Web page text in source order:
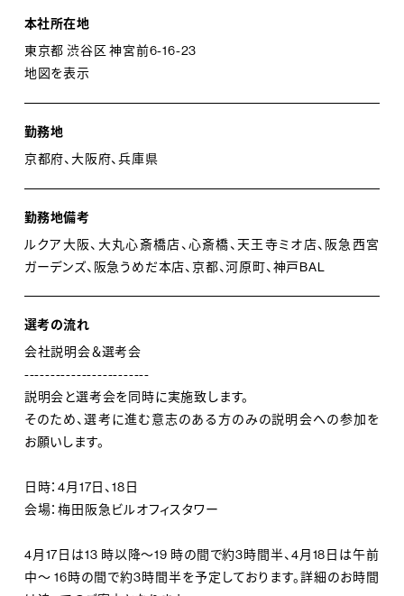
本社所在地
東京都 渋谷区 神宮前6-16-23
地図を表示
勤務地
京都府、大阪府、兵庫県
勤務地備考
ルクア大阪、大丸心斎橋店、心斎橋、天王寺ミオ店、阪急西宮
ガーデンズ、阪急うめだ本店、京都、河原町、神戸BAL
選考の流れ
会社説明会＆選考会
------------------------
説明会と選考会を同時に実施致します。
そのため、選考に進む意志のある方のみの説明会への参加を
お願いします。
日時：4月17日、18日
会場：梅田阪急ビルオフィスタワー
4月17日は13 時以降～19 時の間で約3時間半、4月18日は午前
中～ 16時の間で約3時間半を予定しております。詳細のお時間